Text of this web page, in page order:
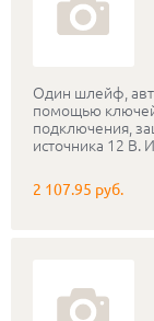
Один шлейф,
помощью
подключения,
источника 12 В.
2 107.95 руб.